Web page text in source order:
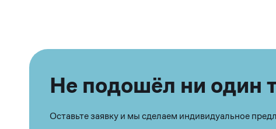
Не подошёл ни один
Оставьте заявку и мы сделаем индивидуальное